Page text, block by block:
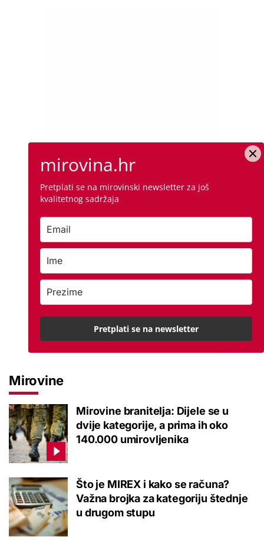
Mirovine
Mirovine branitelja: Dijele se u
dvije kategorije, a prima ih oko
140.000 umirovljenika
Što je MIREX i kako se računa?
Važna brojka za kategoriju štednje
u drugom stupu
mirovina.hr
Pretplati se na mirovinski newsletter za još
kvalitetnog sadržaja
Pretplati se na newsletter